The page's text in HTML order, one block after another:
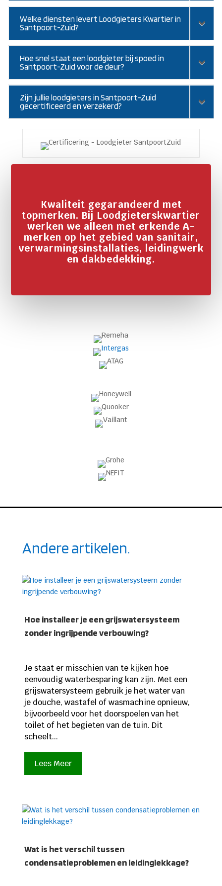
Welke diensten levert Loodgieters Kwartier in
Santpoort-Zuid?
Hoe snel staat een loodgieter bij spoed in
Santpoort-Zuid voor de deur?
Zijn jullie loodgieters in Santpoort-Zuid
gecertificeerd en verzekerd?
Kwaliteit gegarandeerd met
topmerken. Bij Loodgieterskwartier
werken we alleen met erkende A-
merken op het gebied van sanitair,
verwarmingsinstallaties, leidingwerk
en dakbedekking.
Andere artikelen.
Hoe installeer je een grijswatersysteem
zonder ingrijpende verbouwing?
Je staat er misschien van te kijken hoe
eenvoudig waterbesparing kan zijn. Met een
grijswatersysteem gebruik je het water van
je douche, wastafel of wasmachine opnieuw,
bijvoorbeeld voor het doorspoelen van het
toilet of het begieten van de tuin. Dit
scheelt...
Lees Meer
Wat is het verschil tussen
condensatieproblemen en leidinglekkage?